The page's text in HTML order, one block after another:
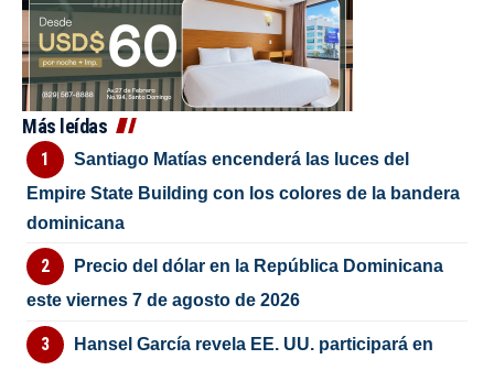
Más leídas
Santiago Matías encenderá las luces del
Empire State Building con los colores de la bandera
dominicana
Precio del dólar en la República Dominicana
este viernes 7 de agosto de 2026
Hansel García revela EE. UU. participará en